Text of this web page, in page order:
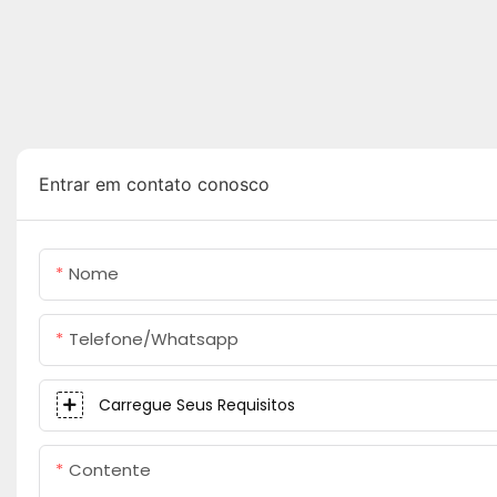
Entrar em contato conosco
Nome
Telefone/whatsapp
Carregue Seus Requisitos
Contente